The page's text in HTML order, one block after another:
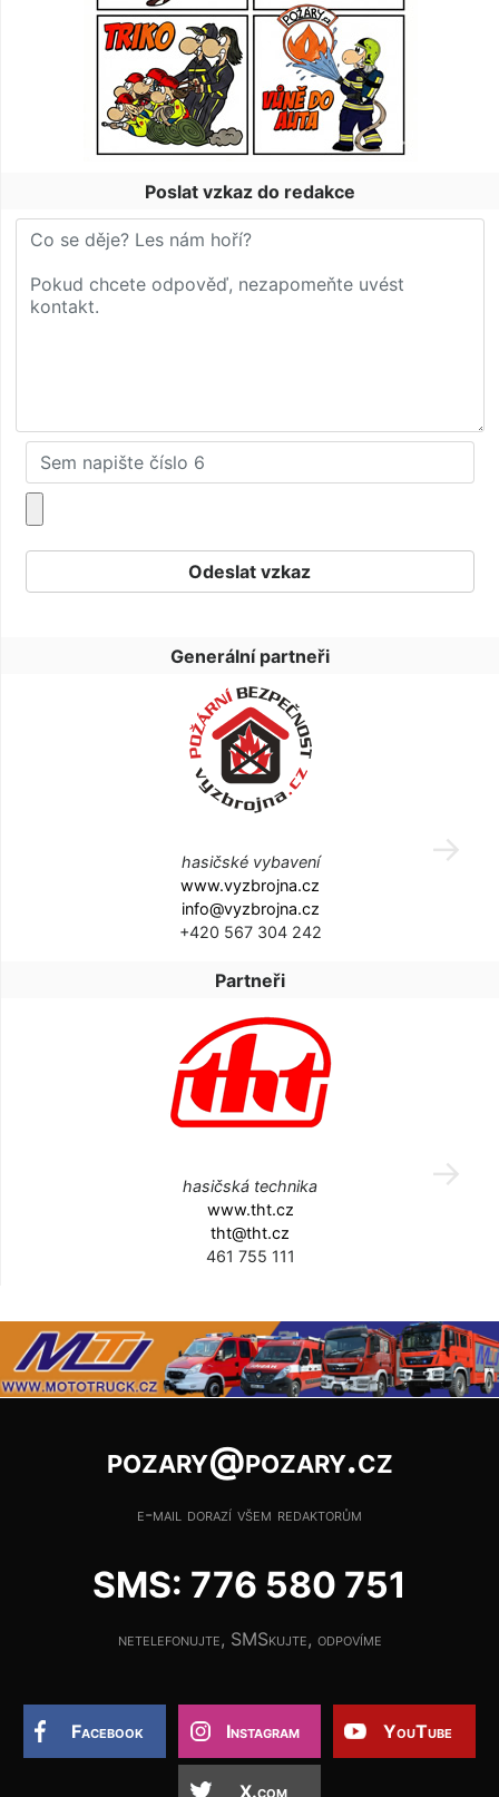
Poslat vzkaz do redakce
Generální partneři
hasičské vybavení
www.vyzbrojna.cz
info@vyzbrojna.cz
+420 567 304 242
Partneři
hasičská technika
www.tht.cz
tht@tht.cz
461 755 111
pozary@pozary.cz
e-mail dorazí všem redaktorům
SMS: 776 580 751
netelefonujte, SMSkujte, odpovíme
Facebook Instagram YouTube
X.com